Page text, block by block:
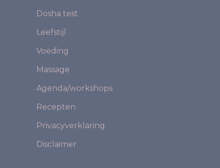
Dosha test
Leefstijl
Voeding
Massage
Agenda/workshops
Recepten
Privacyverklaring
Disclaimer